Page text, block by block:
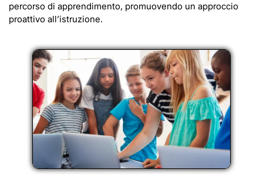
percorso di apprendimento, promuovendo un approccio
proattivo all’istruzione.